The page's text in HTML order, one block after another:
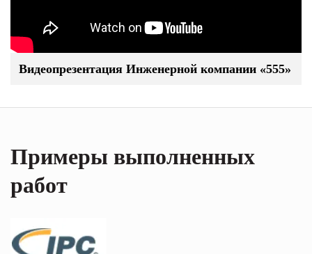
Видеопрезентация Инженерной компании «555»
Примеры выполненных
работ